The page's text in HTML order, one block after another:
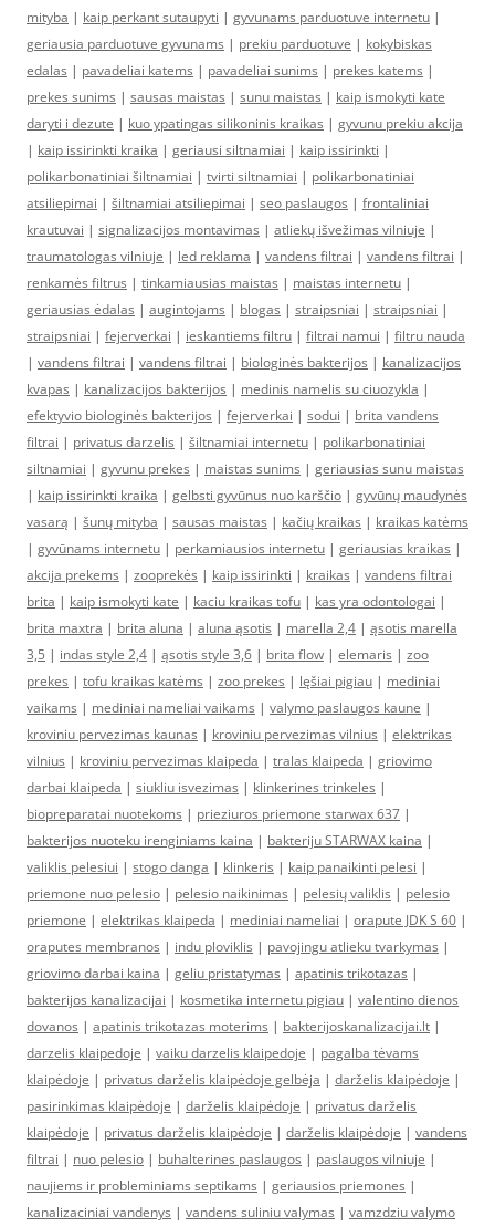
mityba | kaip perkant sutaupyti | gyvunams parduotuve internetu |
geriausia parduotuve gyvunams | prekiu parduotuve | kokybiskas
edalas | pavadeliai katems | pavadeliai sunims | prekes katems |
prekes sunims | sausas maistas | sunu maistas | kaip ismokyti kate
daryti i dezute | kuo ypatingas silikoninis kraikas | gyvunu prekiu akcija
| kaip issirinkti kraika | geriausi siltnamiai | kaip issirinkti |
polikarbonatiniai šiltnamiai | tvirti siltnamiai | polikarbonatiniai
atsiliepimai | šiltnamiai atsiliepimai | seo paslaugos | frontaliniai
krautuvai | signalizacijos montavimas | atliekų išvežimas vilniuje |
traumatologas vilniuje | led reklama | vandens filtrai | vandens filtrai |
renkamės filtrus | tinkamiausias maistas | maistas internetu |
geriausias ėdalas | augintojams | blogas | straipsniai | straipsniai |
straipsniai | fejerverkai | ieskantiems filtru | filtrai namui | filtru nauda
| vandens filtrai | vandens filtrai | biologinės bakterijos | kanalizacijos
kvapas | kanalizacijos bakterijos | medinis namelis su ciuozykla |
efektyvio biologinės bakterijos | fejerverkai | sodui | brita vandens
filtrai | privatus darzelis | šiltnamiai internetu | polikarbonatiniai
siltnamiai | gyvunu prekes | maistas sunims | geriausias sunu maistas
| kaip issirinkti kraika | gelbsti gyvūnus nuo karščio | gyvūnų maudynės
vasarą | šunų mityba | sausas maistas | kačių kraikas | kraikas katėms
| gyvūnams internetu | perkamiausios internetu | geriausias kraikas |
akcija prekems | zooprekės | kaip issirinkti | kraikas | vandens filtrai
brita | kaip ismokyti kate | kaciu kraikas tofu | kas yra odontologai |
brita maxtra | brita aluna | aluna ąsotis | marella 2,4 | ąsotis marella
3,5 | indas style 2,4 | ąsotis style 3,6 | brita flow | elemaris | zoo
prekes | tofu kraikas katėms | zoo prekes | lęšiai pigiau | mediniai
vaikams | mediniai nameliai vaikams | valymo paslaugos kaune |
kroviniu pervezimas kaunas | kroviniu pervezimas vilnius | elektrikas
vilnius | kroviniu pervezimas klaipeda | tralas klaipeda | griovimo
darbai klaipeda | siukliu isvezimas | klinkerines trinkeles |
biopreparatai nuotekoms | prieziuros priemone starwax 637 |
bakterijos nuoteku irenginiams kaina | bakteriju STARWAX kaina |
valiklis pelesiui | stogo danga | klinkeris | kaip panaikinti pelesi |
priemone nuo pelesio | pelesio naikinimas | pelesių valiklis | pelesio
priemone | elektrikas klaipeda | mediniai nameliai | orapute JDK S 60 |
oraputes membranos | indu ploviklis | pavojingu atlieku tvarkymas |
griovimo darbai kaina | geliu pristatymas | apatinis trikotazas |
bakterijos kanalizacijai | kosmetika internetu pigiau | valentino dienos
dovanos | apatinis trikotazas moterims | bakterijoskanalizacijai.lt |
darzelis klaipedoje | vaiku darzelis klaipedoje | pagalba tėvams
klaipėdoje | privatus darželis klaipėdoje gelbėja | darželis klaipėdoje |
pasirinkimas klaipėdoje | darželis klaipėdoje | privatus darželis
klaipėdoje | privatus darželis klaipėdoje | darželis klaipėdoje | vandens
filtrai | nuo pelesio | buhalterines paslaugos | paslaugos vilniuje |
naujiems ir probleminiams septikams | geriausios priemones |
kanalizaciniai vandenys | vandens suliniu valymas | vamzdziu valymo